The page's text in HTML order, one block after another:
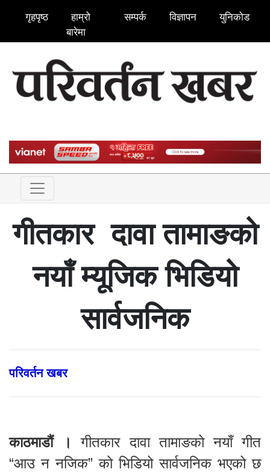
गृहपृष्ठ
हाम्रो
बारेमा
सम्पर्क विज्ञापन युनिकोड
गीतकार दावा तामाङको
नयाँ म्यूजिक भिडियो
सार्वजनिक
परिवर्तन खबर
काठमाडौं ।
गीतकार दावा तामाङको नयाँ गीत
“आउ न नजिक” को भिडियो सार्वजनिक भएको छ